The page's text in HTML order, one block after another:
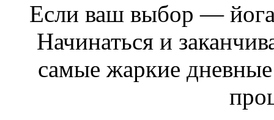
Если ваш выбор —
Начинаться и
самые жаркие